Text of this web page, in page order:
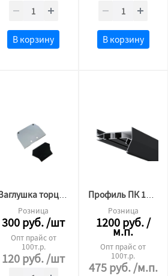
В корзину В корзину
Заглушка торцевая для АМ 1 гардина-ниша ЧЁРНАЯ
Розница
300руб./шт
Опт прайс от
100т.р.
120руб./шт
Профиль ПК 15 гардина 2х рядный (3,6м) 30 мм ЧЁРНЫЙ
Розница
1200руб./
м.п.
Опт прайс от
100т.р.
475руб./м.п.